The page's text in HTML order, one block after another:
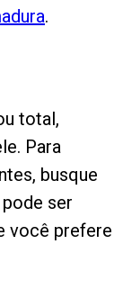
.
total,
Para
busque
ser
você prefere